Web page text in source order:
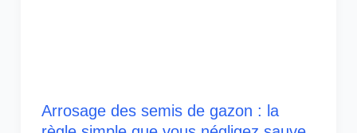
Arrosage des semis de gazon : la